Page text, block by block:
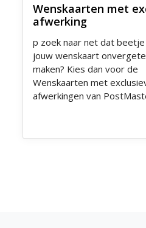
Wenskaarten met
afwerking
p zoek naar net dat
jouw wenskaart
maken? Kies dan voor de
Wenskaarten met
afwerkingen van